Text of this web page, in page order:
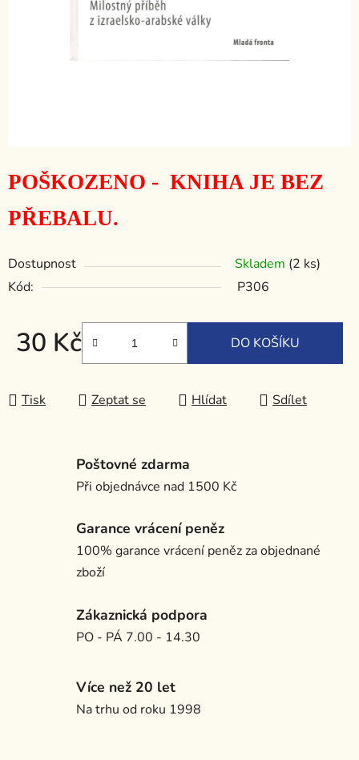
POŠKOZENO - KNIHA JE BEZ
PŘEBALU.
Dostupnost Skladem (2 ks)
Kód:
P306
30 Kč
Měrná cena:
DO KOŠÍKU
Tisk Zeptat se Hlídat Sdílet
Poštovné zdarma
Při objednávce nad 1500 Kč
Garance vrácení peněz
100% garance vrácení peněz za objednané
zboží
Zákaznická podpora
PO - PÁ 7.00 - 14.30
Více než 20 let
Na trhu od roku 1998